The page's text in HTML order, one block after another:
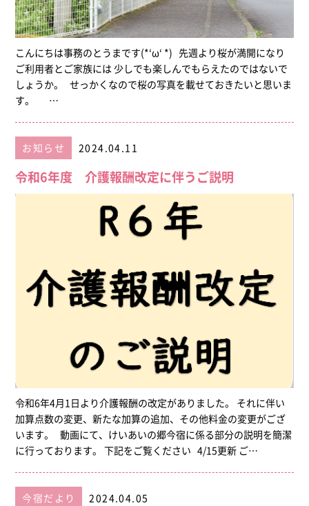
こんにちは事務のとうまです(*‘ω‘ *) 先週より桜が満開になり
ご利用者とご家族には 少しでも楽しんでもらえたのではないで
しょうか。 せっかくなので桜の写真を載せておきたいと思いま
す。 …
お知らせ 2024.04.11
令和6年度 介護報酬改定に伴うご説明
令和6年4月1日より介護報酬の改定がありました。 それに伴い
加算点数の変更、新たな加算の追加、その他料金の変更がござ
います。 動画にて、けいあいの郷今宿に係る部分の説明を簡潔
に行っております。 下記をご覧ください 4/15更新 ご…
今宿だより 2024.04.05